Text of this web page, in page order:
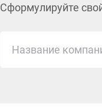
Сформулируйте